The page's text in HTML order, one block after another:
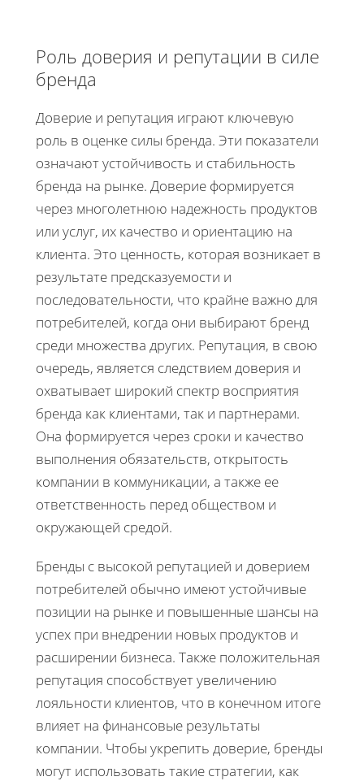
Роль доверия и репутации в силе
бренда
Доверие и репутация играют ключевую
роль в оценке силы бренда. Эти показатели
означают устойчивость и стабильность
бренда на рынке. Доверие формируется
через многолетнюю надежность продуктов
или услуг, их качество и ориентацию на
клиента. Это ценность, которая возникает в
результате предсказуемости и
последовательности, что крайне важно для
потребителей, когда они выбирают бренд
среди множества других. Репутация, в свою
очередь, является следствием доверия и
охватывает широкий спектр восприятия
бренда как клиентами, так и партнерами.
Она формируется через сроки и качество
выполнения обязательств, открытость
компании в коммуникации, а также ее
ответственность перед обществом и
окружающей средой.
Бренды с высокой репутацией и доверием
потребителей обычно имеют устойчивые
позиции на рынке и повышенные шансы на
успех при внедрении новых продуктов и
расширении бизнеса. Также положительная
репутация способствует увеличению
лояльности клиентов, что в конечном итоге
влияет на финансовые результаты
компании. Чтобы укрепить доверие, бренды
могут использовать такие стратегии, как